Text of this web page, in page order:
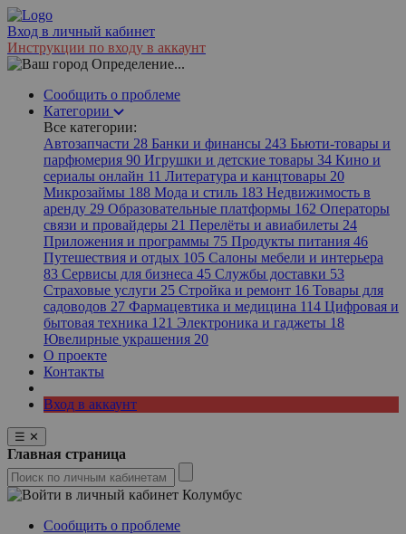
Вход в личный кабинет
Инструкции по входу в аккаунт
Определение...
Сообщить о проблеме
Категории
Все категории:
Автозапчасти 28 Банки и финансы 243 Бьюти-товары и
парфюмерия 90 Игрушки и детские товары 34 Кино и
сериалы онлайн 11 Литература и канцтовары 20
Микрозаймы 188 Мода и стиль 183 Недвижимость в
аренду 29 Образовательные платформы 162 Операторы
связи и провайдеры 21 Перелёты и авиабилеты 24
Приложения и программы 75 Продукты питания 46
Путешествия и отдых 105 Салоны мебели и интерьера
83 Сервисы для бизнеса 45 Службы доставки 53
Страховые услуги 25 Стройка и ремонт 16 Товары для
садоводов 27 Фармацевтика и медицина 114 Цифровая и
бытовая техника 121 Электроника и гаджеты 18
Ювелирные украшения 20
О проекте
Контакты
Вход в аккаунт
☰ ✕
Главная страница
Колумбус
Сообщить о проблеме